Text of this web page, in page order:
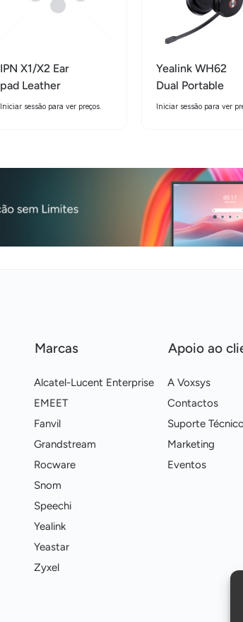
IPN X1/X2 Ear
pad Leather
Iniciar sessão para ver preços.
Yealink WH62
Dual Portable
Iniciar sessão para ver
Marcas
Alcatel-Lucent Enterprise
EMEET
Fanvil
Grandstream
Rocware
Snom
Speechi
Yealink
Yeastar
Zyxel
Apoio ao
A Voxsys
Contactos
Suporte Técnico
Marketing
Eventos